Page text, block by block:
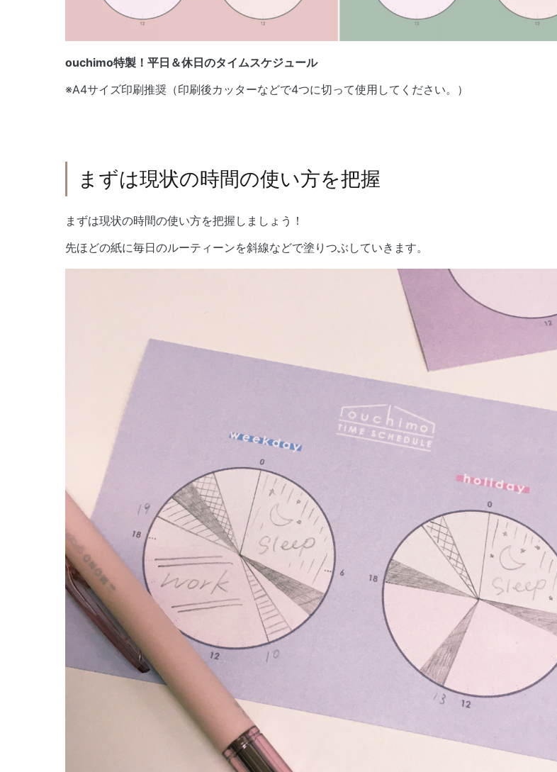
ouchimo特製！平日＆休日のタイムスケジュール
※A4サイズ印刷推奨（印刷後カッターなどで4つに切って使用してください。）
まずは現状の時間の使い方を把握
まずは現状の時間の使い方を把握しましょう！
先ほどの紙に毎日のルーティーンを斜線などで塗りつぶしていきます。